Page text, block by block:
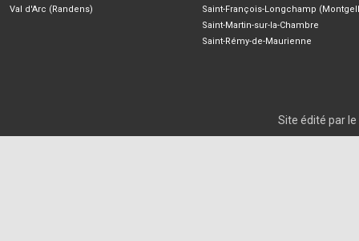
Val d'Arc (Randens)
Saint-François-Longchamp
Saint-Martin-sur-la-Chambre
Saint-Rémy-de-Maurienne
Site édité par